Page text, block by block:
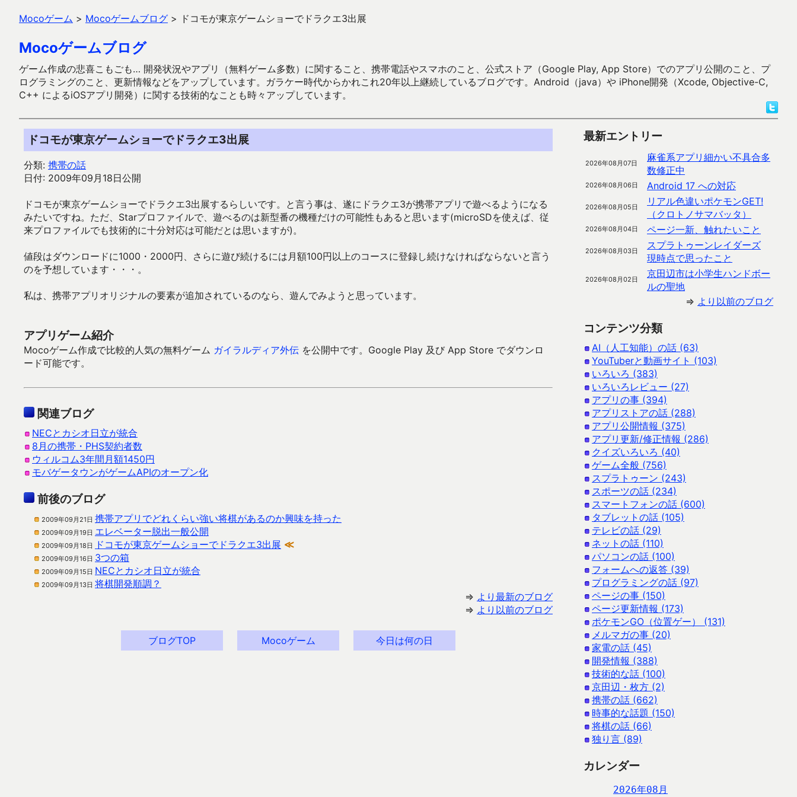
Mocoゲーム > Mocoゲームブログ > ドコモが東京ゲームショーでドラクエ3出展
Mocoゲームブログ
ゲーム作成の悲喜こもごも… 開発状況やアプリ（無料ゲーム多数）に関すること、携帯電話やスマホのこと、公式ストア（Google Play, App Store）でのアプリ公開のこと、プ
ログラミングのこと、更新情報などをアップしています。ガラケー時代からかれこれ20年以上継続しているブログです。Android（java）や iPhone開発（Xcode, Objective-C,
C++ によるiOSアプリ開発）に関する技術的なことも時々アップしています。
ドコモが東京ゲームショーでドラクエ3出展
分類: 携帯の話
日付: 2009年09月18日公開
ドコモが東京ゲームショーでドラクエ3出展するらしいです。と言う事は、遂にドラクエ3が携帯アプリで遊べるようになる
みたいですね。ただ、Starプロファイルで、遊べるのは新型番の機種だけの可能性もあると思います(microSDを使えば、従
来プロファイルでも技術的に十分対応は可能だとは思いますが)。
値段はダウンロードに1000・2000円、さらに遊び続けるには月額100円以上のコースに登録し続けなければならないと言う
のを予想しています・・・。
私は、携帯アプリオリジナルの要素が追加されているのなら、遊んでみようと思っています。
アプリゲーム紹介
Mocoゲーム作成で比較的人気の無料ゲーム ガイラルディア外伝 を公開中です。Google Play 及び App Store でダウンロ
ード可能です。
関連ブログ
NECとカシオ日立が統合
8月の携帯・PHS契約者数
ウィルコム3年間月額1450円
モバゲータウンがゲームAPIのオープン化
前後のブログ
2009年09月21日 携帯アプリでどれくらい強い将棋があるのか興味を持った
2009年09月19日 エレベーター脱出一般公開
2009年09月18日 ドコモが東京ゲームショーでドラクエ3出展 ≪
2009年09月16日 3つの箱
2009年09月15日 NECとカシオ日立が統合
2009年09月13日 将棋開発順調？
⇒ より最新のブログ
⇒ より以前のブログ
ブログTOP Mocoゲーム 今日は何の日
最新エントリー
2026年08月07日
麻雀系アプリ細かい不具合多
数修正中
2026年08月06日 Android 17 への対応
2026年08月05日
リアル色違いポケモンGET!
（クロトノサマバッタ）
2026年08月04日 ページ一新、触れたいこと
2026年08月03日
スプラトゥーンレイダーズ
現時点で思ったこと
2026年08月02日
京田辺市は小学生ハンドボー
ルの聖地
⇒ より以前のブログ
コンテンツ分類
AI（人工知能）の話 (63)
YouTuberと動画サイト (103)
いろいろ (383)
いろいろレビュー (27)
アプリの事 (394)
アプリストアの話 (288)
アプリ公開情報 (375)
アプリ更新/修正情報 (286)
クイズいろいろ (40)
ゲーム全般 (756)
スプラトゥーン (243)
スポーツの話 (234)
スマートフォンの話 (600)
タブレットの話 (105)
テレビの話 (29)
ネットの話 (110)
パソコンの話 (100)
フォームへの返答 (39)
プログラミングの話 (97)
ページの事 (150)
ページ更新情報 (173)
ポケモンGO（位置ゲー） (131)
メルマガの事 (20)
家電の話 (45)
開発情報 (388)
技術的な話 (100)
京田辺・枚方 (2)
携帯の話 (662)
時事的な話題 (150)
将棋の話 (66)
独り言 (89)
カレンダー
2026年08月